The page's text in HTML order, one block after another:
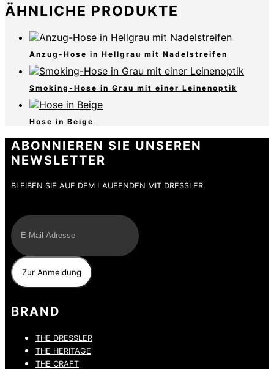
ÄHNLICHE PRODUKTE
Anzug-Hose in Hellgrau mit Nadelstreifen
Smoking-Hose in Grau mit einer Leinenoptik
Hose in Beige
ABONNIEREN SIE UNSEREN
NEWSLETTER
BLEIBEN SIE AUF DEM LAUFENDEN MIT DRESSLER.
BRAND
THE DRESSLER
THE HERITAGE
THE CRAFT